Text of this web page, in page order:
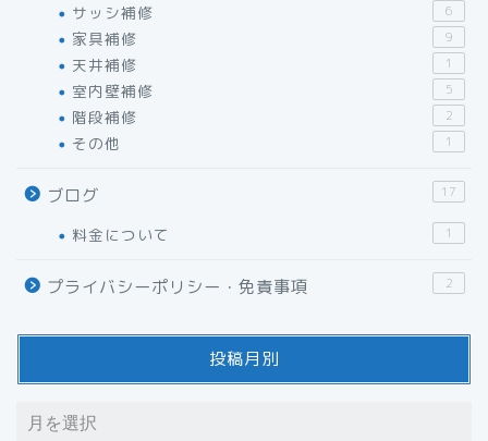
サッシ補修 6
家具補修 9
天井補修 1
室内壁補修 5
階段補修 2
その他 1
ブログ 17
料金について 1
プライバシーポリシー・免責事項 2
投稿月別